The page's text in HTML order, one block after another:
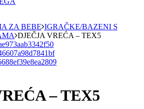
ZA BEBE IGRAČKE/BAZENI S
DJEČJA VREĆA – TEX5
– TEX5